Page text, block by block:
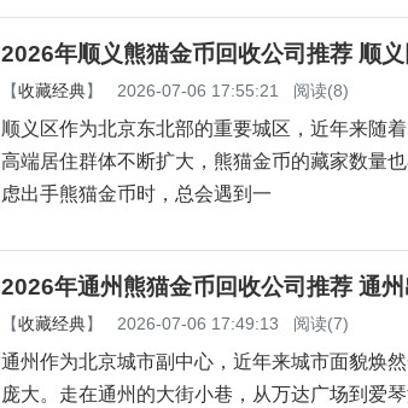
2026年顺义熊猫金币回收公司推荐 顺
【收藏经典】 2026-07-06 17:55:21 阅读(8)
顺义区作为北京东北部的重要城区，近年来随
高端居住群体不断扩大，熊猫金币的藏家数量
虑出手熊猫金币时，总会遇到一
2026年通州熊猫金币回收公司推荐 通
【收藏经典】 2026-07-06 17:49:13 阅读(7)
通州作为北京城市副中心，近年来城市面貌焕
庞大。走在通州的大街小巷，从万达广场到爱